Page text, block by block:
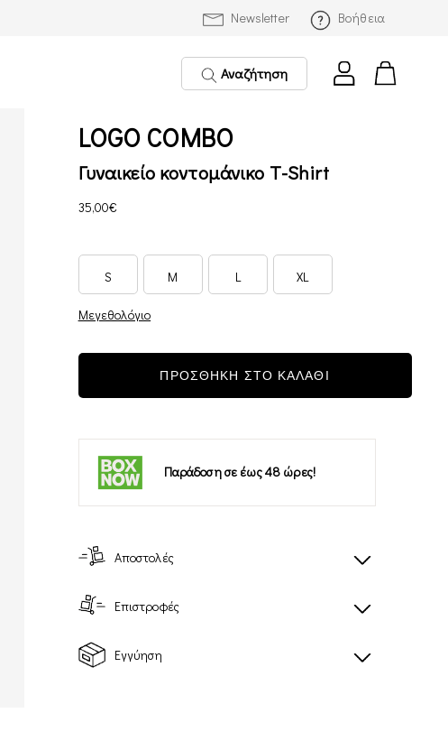
Newsletter Βοήθεια
Αναζήτηση
LOGO COMBO
Γυναικείο κοντομάνικο T-Shirt
35,00€
S M L XL
Μεγεθολόγιο
ΠΡΟΣΘΗΚΗ ΣΤΟ ΚΑΛΑΘΙ
Παράδοση σε έως 48 ώρες!
Αποστολές
Επιστροφές
Εγγύηση